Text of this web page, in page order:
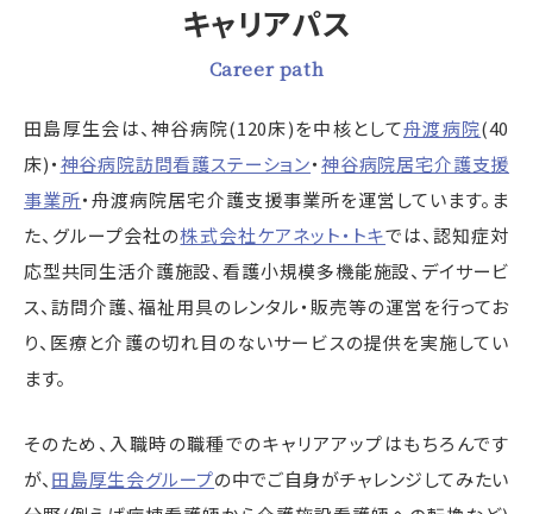
キャリアパス
Career path
田島厚生会は、神谷病院(120床)を中核として舟渡病院(40
床)・神谷病院訪問看護ステーション・神谷病院居宅介護支援
事業所・舟渡病院居宅介護支援事業所を運営しています。ま
た、グループ会社の株式会社ケアネット・トキでは、認知症対
応型共同生活介護施設、看護小規模多機能施設、デイサービ
ス、訪問介護、福祉用具のレンタル・販売等の運営を行ってお
り、医療と介護の切れ目のないサービスの提供を実施してい
ます。
そのため、入職時の職種でのキャリアアップはもちろんです
が、 田島厚生会グループの中でご自身がチャレンジしてみたい